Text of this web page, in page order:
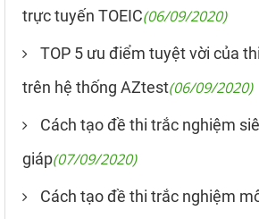
trực tuyến TOEIC(06/09/2020)
TOP 5 ưu điểm tuyệt vời của
trên hệ thống AZtest(06/09/2020)
Cách tạo đề thi trắc nghiệm
giáp(07/09/2020)
Cách tạo đề thi trắc nghiệm